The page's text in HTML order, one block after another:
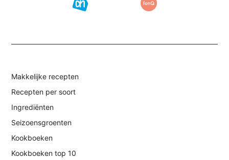
Makkelijke recepten
Recepten per soort
Ingrediënten
Seizoensgroenten
Kookboeken
Kookboeken top 10